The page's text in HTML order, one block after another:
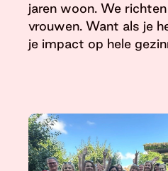
jaren woon. We
vrouwen. Want als je
je impact op hele